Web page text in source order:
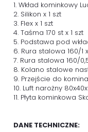
1. Wkład kominkowy
2. Silikon x 1 szt
3. Flex x 1 szt
4. Taśma 170 st x 1 szt
5. Podstawa pod
6. Rura stalowa 160/1
7. Rura stalowa 160/
8. Kolano stalowe
9. Przejście do
10. Luft narożny
11. Płyta kominkowa
DANE TECHNICZNE: